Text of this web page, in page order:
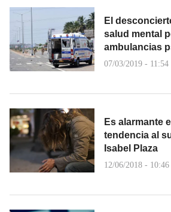
El
salud mental
ambulancias
07/03/2019 - 11:54
Es alarmante
tendencia al
Isabel Plaza
12/06/2018 - 10:46